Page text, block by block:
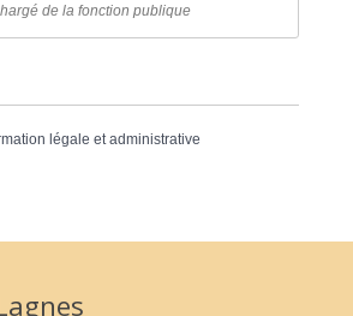
de la fonction publique
légale et administrative